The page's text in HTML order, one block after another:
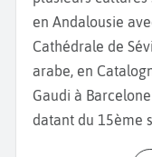
boucheries ou
aliments du
paella
riz, de poulet, de
cette région
cocktail de
en Andalousie
Cathédrale de
arabe, en
Gaudi à
datant du 15ème